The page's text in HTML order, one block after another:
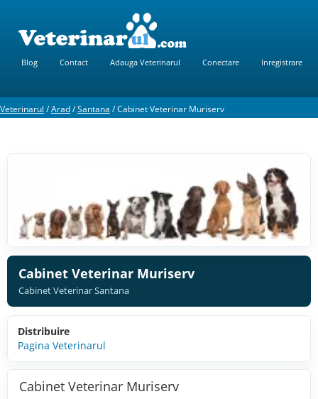
Blog Contact Adauga Veterinarul Conectare Inregistrare
Veterinarul /Arad/Santana /Cabinet Veterinar Muriserv
Cabinet Veterinar Muriserv
Cabinet Veterinar Santana
Distribuire
Pagina Veterinarul
Cabinet Veterinar Muriserv